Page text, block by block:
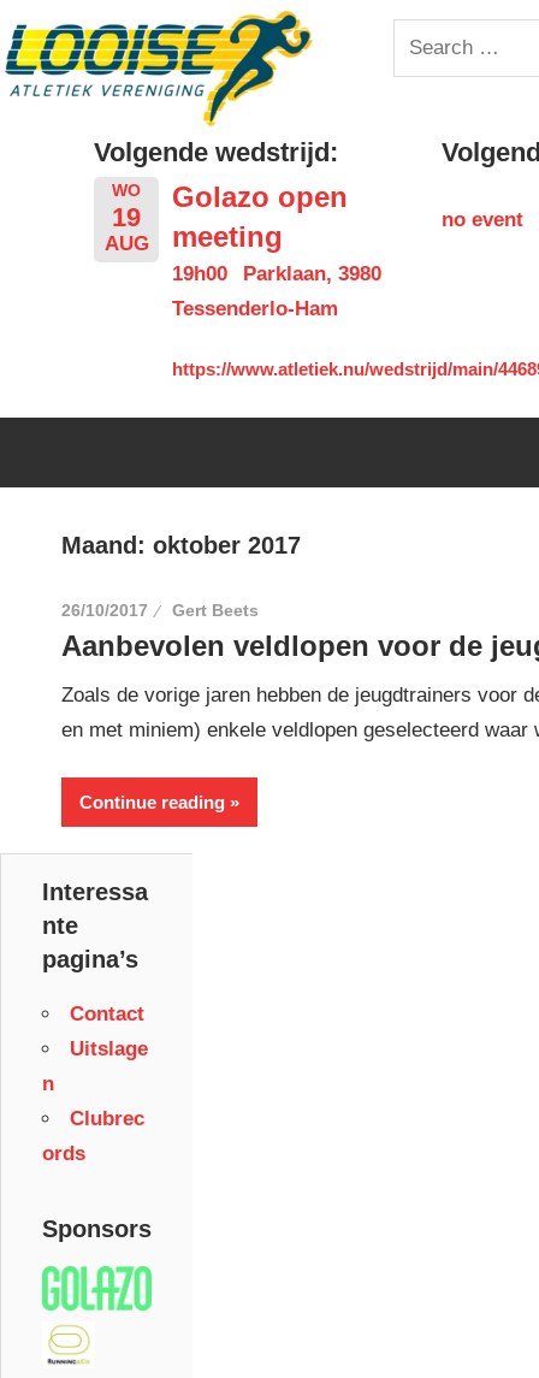
to
content
Looise
Search
for:
Volgende wedstrijd:
WO
19
AUG
Golazo open
meeting
19h00
Parklaan, 3980
Tessenderlo-Ham
https://www.atletiek.nu/wedstrijd/main/
no event
Maand: oktober 2017
26/10/2017 Gert Beets
Aanbevolen veldlopen voor de
Zoals de vorige jaren hebben de jeugdtrainers voor
en met miniem) enkele veldlopen geselecteerd waar
Continue reading
Interessa
nte
pagina’s
Contact
Uitslage
n
Clubrec
ords
Sponsors